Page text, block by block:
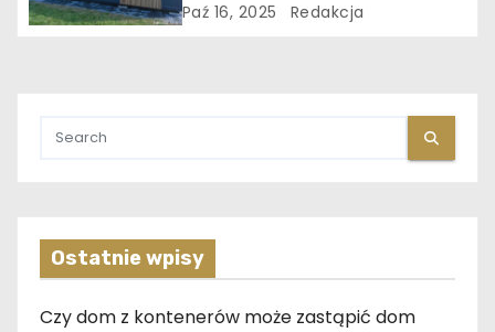
Paź 16, 2025 Redakcja
Ostatnie wpisy
Czy dom z kontenerów może zastąpić dom